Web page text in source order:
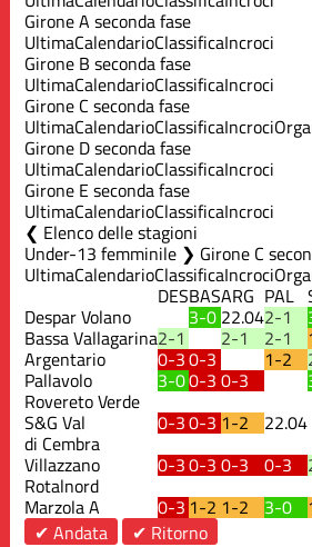
Girone A seconda fase
UltimaCalendarioClassificaIncroci
Girone B seconda fase
UltimaCalendarioClassificaIncroci
Girone C seconda fase
UltimaCalendarioClassificaIncroci
Girone D seconda fase
UltimaCalendarioClassificaIncroci
Girone E seconda fase
UltimaCalendarioClassificaIncroci
Elenco delle stagioni
Under-13 femminile ❯ Girone C
UltimaCalendarioClassificaIncroci
DESBASARG PAL
Despar Volano 3-0 22.042-1
Bassa Vallagarina2-1 2-1 2-1
Argentario 0-30-3 1-2
Pallavolo
Rovereto Verde
3-00-3 0-3
S&G Val
di Cembra
0-30-3 1-2 22.04
Villazzano
Rotalnord
0-30-3 0-3 0-3
Marzola A
0-3 1-2 1-2 3-0
✔ Andata
✔ Ritorno